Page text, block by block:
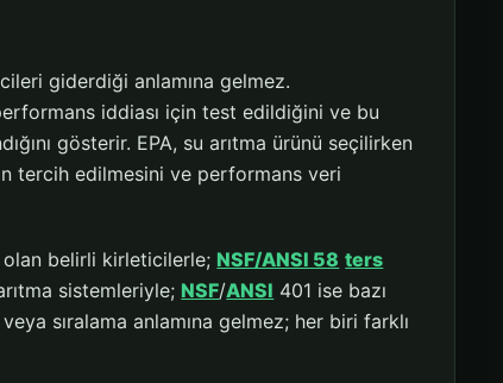
giderdiği anlamına gelmez.
iddiası için test edildiğini ve bu
gösterir. EPA, su arıtma ürünü seçilirken
tercih edilmesini ve performans veri
belirli kirleticilerle; NSF/ANSI 58 ters
sistemleriyle; NSF/ANSI 401 ise bazı
sıralama anlamına gelmez; her biri farklı